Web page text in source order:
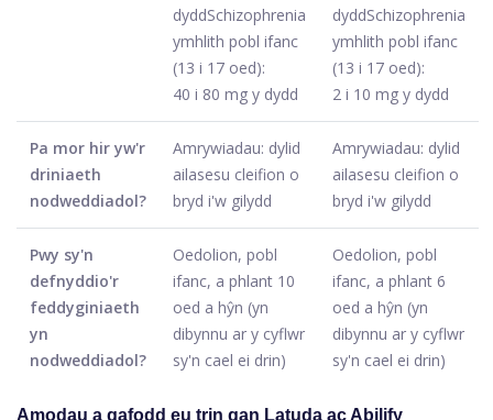
dyddSchizophrenia
ymhlith pobl ifanc
(13 i 17 oed):
40 i 80 mg y dydd
dyddSchizophrenia
ymhlith pobl ifanc
(13 i 17 oed):
2 i 10 mg y dydd
Pa mor hir yw'r
driniaeth
nodweddiadol?
Amrywiadau: dylid
ailasesu cleifion o
bryd i'w gilydd
Amrywiadau: dylid
ailasesu cleifion o
bryd i'w gilydd
Pwy sy'n
defnyddio'r
feddyginiaeth
yn
nodweddiadol?
Oedolion, pobl
ifanc, a phlant 10
oed a hŷn (yn
dibynnu ar y cyflwr
sy'n cael ei drin)
Oedolion, pobl
ifanc, a phlant 6
oed a hŷn (yn
dibynnu ar y cyflwr
sy'n cael ei drin)
Amodau a gafodd eu trin gan Latuda ac Abilify